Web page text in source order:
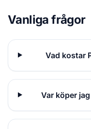
Vanliga frågor
Vad kostar
Var köper